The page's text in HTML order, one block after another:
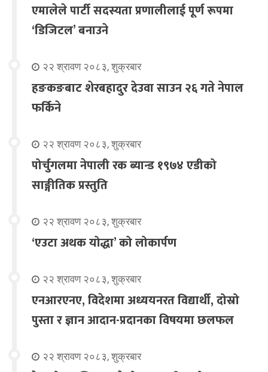
एमालेले पार्टी सदस्यता प्रणालीलाई पूर्ण रूपमा
‘डिजिटल’ बनाउने
२२ श्रावण २०८३, शुक्रबार
हङकङबाट शेरबहादुर देउवा साउन २६ गते नेपाल
फर्किने
२२ श्रावण २०८३, शुक्रबार
पोर्चुगलमा नेपाली रक ब्यान्ड १९७४ एडीको
साङ्गीतिक प्रस्तुति
२२ श्रावण २०८३, शुक्रबार
‘एउटा अथक योद्धा’ को लोकार्पण
२२ श्रावण २०८३, शुक्रबार
एनआरएनए, विदेशमा अध्ययनरत विद्यार्थी, दोस्रो
पुस्ता र ज्ञान आदान-प्रदानका विषयमा छलफल
२२ श्रावण २०८३, शुक्रबार